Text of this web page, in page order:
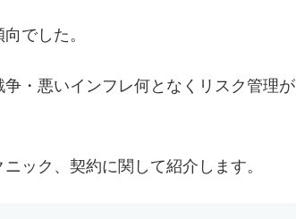
でした。
・悪いインフレ何となくリスク管理が
ック、契約に関して紹介します。